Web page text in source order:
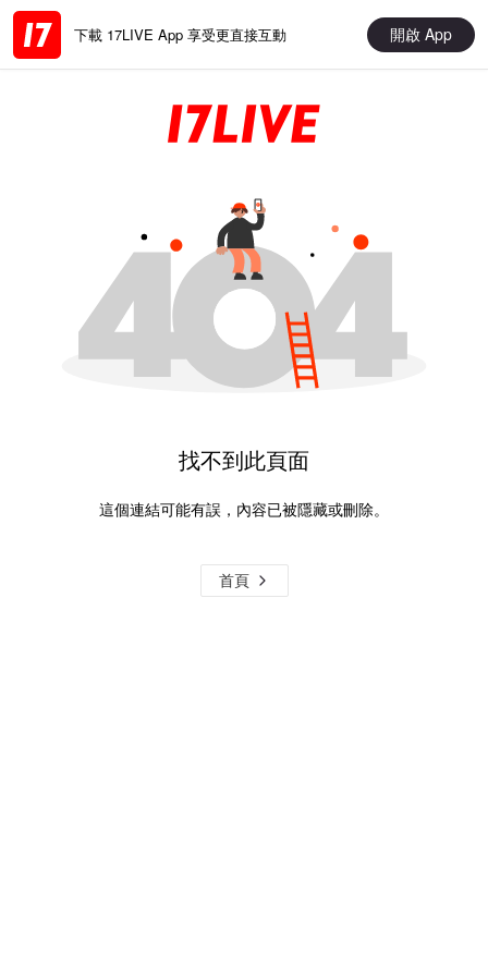
下載 17LIVE App 享受更直接互動 開啟 App
找不到此頁面
這個連結可能有誤，內容已被隱藏或刪除。
首頁